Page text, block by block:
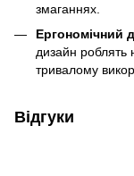
змаганнях.
Ергономічний
дизайн роблять
тривалому
Відгуки